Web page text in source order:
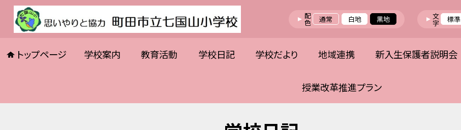
配色 通常 白地 黒地 文字 標準
トップページ 学校案内 教育活動 学校日記 学校だより 地域連携 新入生保護者説明会
授業改革推進プラン